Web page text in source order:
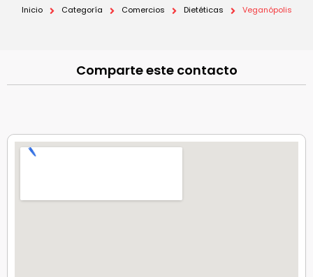
Inicio Categoría Comercios Dietéticas Veganópolis
Comparte este contacto